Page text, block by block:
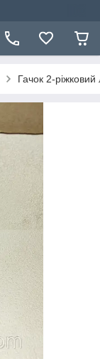
Гачок 2-ріжковий